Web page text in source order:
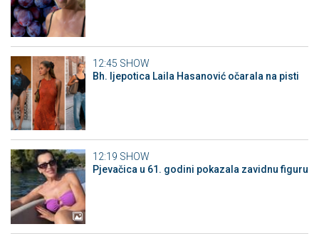
12:45 SHOW
Bh. ljepotica Laila Hasanović očarala na pisti
12:19 SHOW
Pjevačica u 61. godini pokazala zavidnu figuru